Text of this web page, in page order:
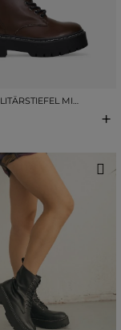
BRAUNE MILITÄRSTIEFEL MIT PLATEAU
+